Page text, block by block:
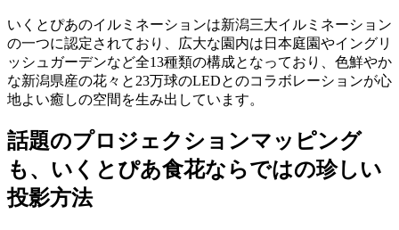
いくとぴあのイルミネーションは新潟三大イルミネーション
の一つに認定されており、広大な園内は日本庭園やイングリ
ッシュガーデンなど全13種類の構成となっており、色鮮やか
な新潟県産の花々と23万球のLEDとのコラボレーションが心
地よい癒しの空間を生み出しています。
話題のプロジェクションマッピング
も、いくとぴあ食花ならではの珍しい
投影方法